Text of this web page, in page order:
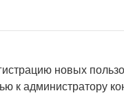
новых
к администратору